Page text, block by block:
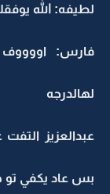
لطيفه: الله
فارس: اووووف
لهالدرجه
عبدالعزيز
بس عاد يكفي